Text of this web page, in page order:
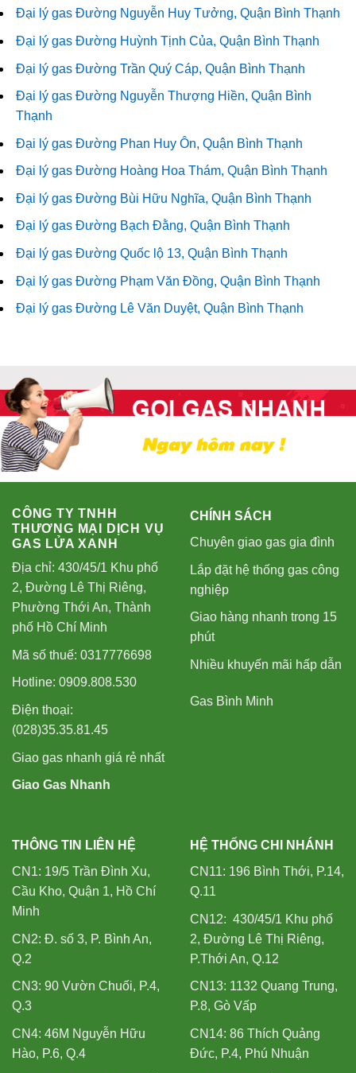
Đại lý gas Đường Nguyễn Huy Tưởng, Quận Bình Thạnh
Đại lý gas Đường Huỳnh Tịnh Của, Quận Bình Thạnh
Đại lý gas Đường Trần Quý Cáp, Quận Bình Thạnh
Đại lý gas Đường Nguyễn Thượng Hiền, Quận Bình
Thạnh
Đại lý gas Đường Phan Huy Ôn, Quận Bình Thạnh
Đại lý gas Đường Hoàng Hoa Thám, Quận Bình Thạnh
Đại lý gas Đường Bùi Hữu Nghĩa, Quận Bình Thạnh
Đại lý gas Đường Bạch Đằng, Quận Bình Thạnh
Đại lý gas Đường Quốc lộ 13, Quận Bình Thạnh
Đại lý gas Đường Phạm Văn Đồng, Quận Bình Thạnh
Đại lý gas Đường Lê Văn Duyệt, Quận Bình Thạnh
CÔNG TY TNHH
THƯƠNG MẠI DỊCH VỤ
GAS LỬA XANH
Địa chỉ: 430/45/1 Khu phố
2, Đường Lê Thị Riêng,
Phường Thới An, Thành
phố Hồ Chí Minh
Mã số thuế: 0317776698
Hotline: 0909.808.530
Điện thoại:
(028)35.35.81.45
Giao gas nhanh giá rẻ nhất
Giao Gas Nhanh
CHÍNH SÁCH
Chuyên giao gas gia đình
Lắp đặt hệ thống gas công
nghiệp
Giao hàng nhanh trong 15
phút
Nhiều khuyến mãi hấp dẫn
Gas Bình Minh
THÔNG TIN LIÊN HỆ
CN1: 19/5 Trần Đình Xu,
Cầu Kho, Quận 1, Hồ Chí
Minh
CN2: Đ. số 3, P. Bình An,
Q.2
CN3: 90 Vườn Chuối, P.4,
Q.3
CN4: 46M Nguyễn Hữu
Hào, P.6, Q.4
HỆ THỐNG CHI NHÁNH
CN11: 196 Bình Thới, P.14,
Q.11
CN12: 430/45/1 Khu phố
2, Đường Lê Thị Riêng,
P.Thới An, Q.12
CN13: 1132 Quang Trung,
P.8, Gò Vấp
CN14: 86 Thích Quảng
Đức, P.4, Phú Nhuận